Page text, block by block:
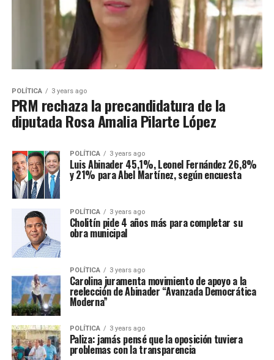
POLÍTICA 3 years ago
PRM rechaza la precandidatura de la
diputada Rosa Amalia Pilarte López
POLÍTICA 3 years ago
Luis Abinader 45,1%, Leonel Fernández 26,8%
y 21% para Abel Martínez, según encuesta
POLÍTICA 3 years ago
Cholitín pide 4 años más para completar su
obra municipal
POLÍTICA 3 years ago
Carolina juramenta movimiento de apoyo a la
reelección de Abinader “Avanzada Democrática
Moderna”
POLÍTICA 3 years ago
Paliza: jamás pensé que la oposición tuviera
problemas con la transparencia